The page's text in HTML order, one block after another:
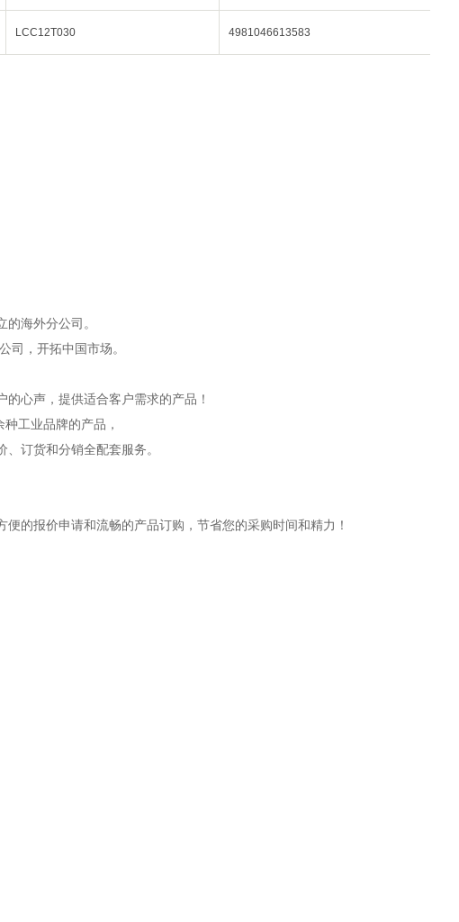
LCC12T030 4981046613583
海外分公司。
司，开拓中国市场。
心声，提供适合客户需求的产品！
工业品牌的产品，
订货和分销全配套服务。
的报价申请和流畅的产品订购，节省您的采购时间和精力！